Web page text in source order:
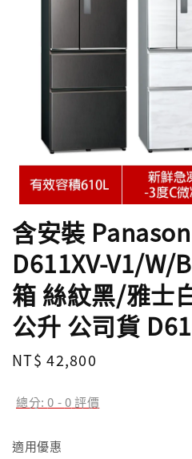
含安裝
D611XV-V1/W/
箱 絲紋黑/雅士
公升 公司貨
Regular
NT$ 42,800
總分:0 -0評價
適用優惠